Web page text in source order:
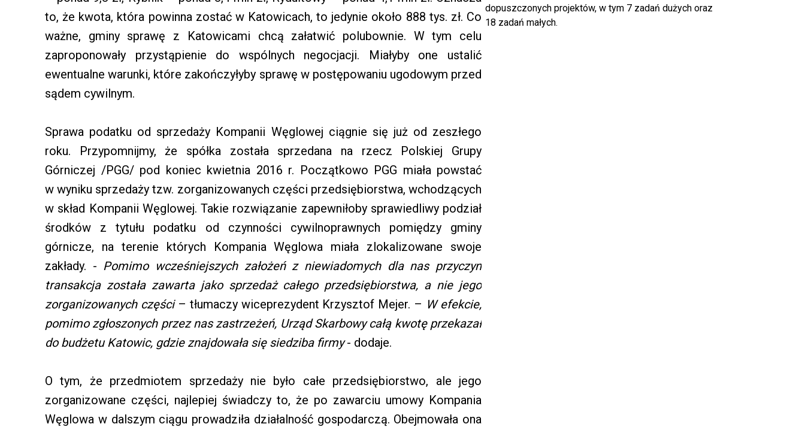
to, że kwota, która powinna zostać w Katowicach, to jedynie około 888 tys. zł. Co
ważne, gminy sprawę z Katowicami chcą załatwić polubownie. W tym celu
zaproponowały przystąpienie do wspólnych negocjacji. Miałyby one ustalić
ewentualne warunki, które zakończyłyby sprawę w postępowaniu ugodowym przed
sądem cywilnym.
Sprawa podatku od sprzedaży Kompanii Węglowej ciągnie się już od zeszłego
roku. Przypomnijmy, że spółka została sprzedana na rzecz Polskiej Grupy
Górniczej /PGG/ pod koniec kwietnia 2016 r. Początkowo PGG miała powstać
w wyniku sprzedaży tzw. zorganizowanych części przedsiębiorstwa, wchodzących
w skład Kompanii Węglowej. Takie rozwiązanie zapewniłoby sprawiedliwy podział
środków z tytułu podatku od czynności cywilnoprawnych pomiędzy gminy
górnicze, na terenie których Kompania Węglowa miała zlokalizowane swoje
zakłady. - Pomimo wcześniejszych założeń z niewiadomych dla nas przyczyn
transakcja została zawarta jako sprzedaż całego przedsiębiorstwa, a nie jego
zorganizowanych części– tłumaczy wiceprezydent Krzysztof Mejer. – W efekcie,
pomimo zgłoszonych przez nas zastrzeżeń, Urząd Skarbowy całą kwotę przekazał
do budżetu Katowic, gdzie znajdowała się siedziba firmy- dodaje.
O tym, że przedmiotem sprzedaży nie było całe przedsiębiorstwo, ale jego
zorganizowane części, najlepiej świadczy to, że po zawarciu umowy Kompania
Węglowa w dalszym ciągu prowadziła działalność gospodarczą. Obejmowała ona
dopuszczonych projektów, w tym 7 zadań dużych oraz
18 zadań małych.